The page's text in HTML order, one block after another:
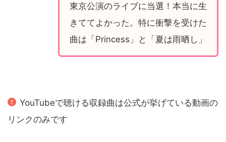
東京公演のライブに当選！本当に生
きててよかった。特に衝撃を受けた
曲は「Princess」と「夏は雨晒し」
YouTubeで聴ける収録曲は公式が挙げている動画の
リンクのみです